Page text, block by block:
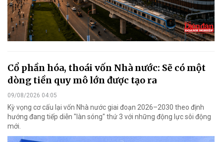
Cổ phần hóa, thoái vốn Nhà nước: Sẽ có một
dòng tiền quy mô lớn được tạo ra
09/08/2026 04:05
Kỳ vọng cơ cấu lại vốn Nhà nước giai đoạn 2026–2030 theo định
hướng đang tiếp diễn "làn sóng" thứ 3 với những động lực sôi động
mới.